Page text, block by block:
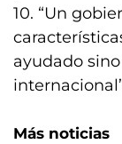
10. “Un
ayudado
Más noticias